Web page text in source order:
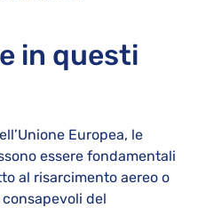
in questi
Europea, le
essere fondamentali
al risarcimento aereo o
del